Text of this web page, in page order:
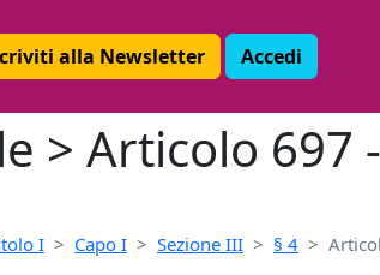
alla Newsletter Accedi
> Articolo
I Capo I Sezione III § 4